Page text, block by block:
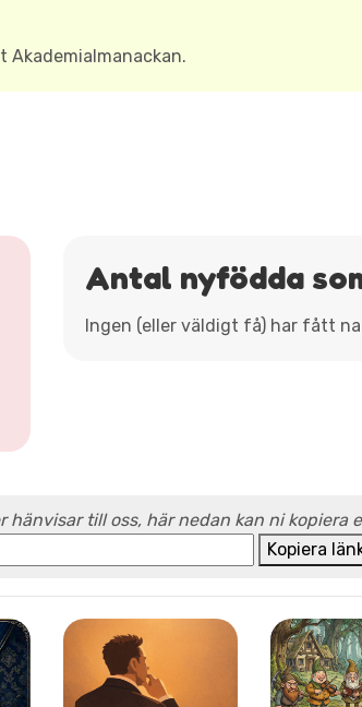
Akademialmanackan.
Antal nyfödda
Ingen (eller väldigt få) har fått
hänvisar till oss, här nedan kan ni kopiera
Kopiera